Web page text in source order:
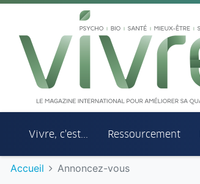
Aller au menu principal
Aller au contenu principal
Vivre, c'est... Ressourcement
Accueil Annoncez-vous